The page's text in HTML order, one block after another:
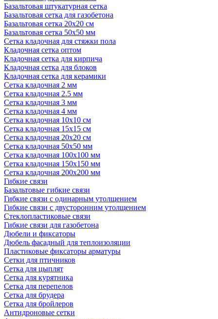
Базальтовая штукатурная сетка
Базальтовая сетка для газобетона
Базальтовая сетка 20x20 см
Базальтовая сетка 50x50 мм
Сетка кладочная для стяжки пола
Кладочная сетка оптом
Кладочная сетка для кирпича
Кладочная сетка для блоков
Кладочная сетка для керамики
Сетка кладочная 2 мм
Сетка кладочная 2.5 мм
Сетка кладочная 3 мм
Сетка кладочная 4 мм
Сетка кладочная 10x10 см
Сетка кладочная 15x15 см
Сетка кладочная 20x20 см
Сетка кладочная 50x50 мм
Сетка кладочная 100x100 мм
Сетка кладочная 150x150 мм
Сетка кладочная 200x200 мм
Гибкие связи
Базальтовые гибкие связи
Гибкие связи с одинарным утолщением
Гибкие связи с двусторонним утолщением
Стеклопластиковые связи
Гибкие связи для газобетона
Дюбели и фиксаторы
Дюбель фасадный для теплоизоляции
Пластиковые фиксаторы арматуры
Сетки для птичников
Сетка для цыплят
Сетка для курятника
Сетка для перепелов
Сетка для брудера
Сетка для бройлеров
Антидроновые сетки